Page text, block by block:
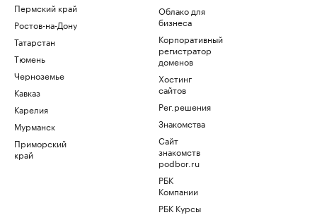
Пермский край
Ростов-на-Дону
Татарстан
Тюмень
Черноземье
Кавказ
Карелия
Мурманск
Приморский
край
Облако для
бизнеса
Корпоративный
регистратор
доменов
Хостинг
сайтов
Рег.решения
Знакомства
Сайт
знакомств
podbor.ru
РБК
Компании
РБК Курсы